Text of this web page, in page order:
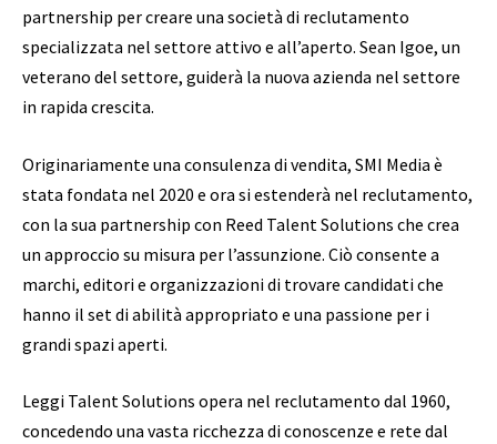
partnership per creare una società di reclutamento
specializzata nel settore attivo e all’aperto. Sean Igoe, un
veterano del settore, guiderà la nuova azienda nel settore
in rapida crescita.
Originariamente una consulenza di vendita, SMI Media è
stata fondata nel 2020 e ora si estenderà nel reclutamento,
con la sua partnership con Reed Talent Solutions che crea
un approccio su misura per l’assunzione. Ciò consente a
marchi, editori e organizzazioni di trovare candidati che
hanno il set di abilità appropriato e una passione per i
grandi spazi aperti.
Leggi Talent Solutions opera nel reclutamento dal 1960,
concedendo una vasta ricchezza di conoscenze e rete dal